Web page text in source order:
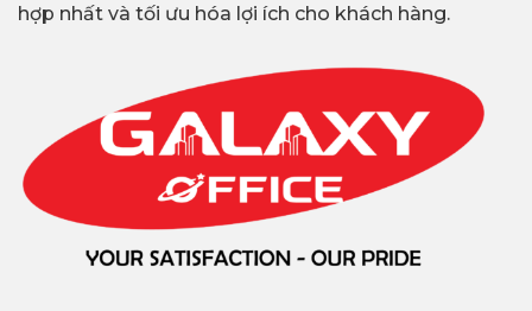
hợp nhất và tối ưu hóa lợi ích cho khách hàng.